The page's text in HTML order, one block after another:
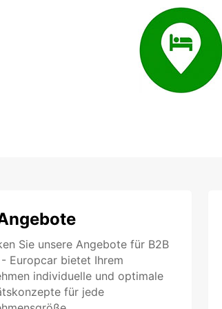
Sie unsere Angebote für B2B
- Europcar bietet Ihrem
individuelle und optimale
für jede